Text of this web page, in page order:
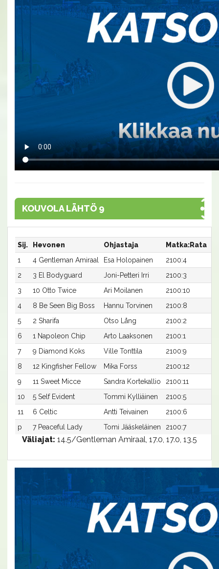
KOUVOLA LÄHTÖ 9
Sij. Hevonen Ohjastaja Matka:Rata
1
4 Gentleman Amiraal Esa Holopainen 2100:4
2
3 El Bodyguard Joni-Petteri Irri 2100:3
3
10 Otto Twice Ari Moilanen 2100:10
4
8 Be Seen Big Boss Hannu Torvinen 2100:8
5
2 Sharifa Otso Lång 2100:2
6
1 Napoleon Chip Arto Laaksonen 2100:1
7
9 Diamond Koks Ville Tonttila 2100:9
8
12 Kingfisher Fellow Mika Forss 2100:12
9
11 Sweet Micce Sandra Kortekallio 2100:11
10
5 Self Evident Tommi Kylliäinen 2100:5
11
6 Celtic Antti Teivainen 2100:6
p
7 Peaceful Lady Tomi Jääskeläinen 2100:7
Väliajat: 14.5/Gentleman Amiraal, 17.0, 17.0, 13.5